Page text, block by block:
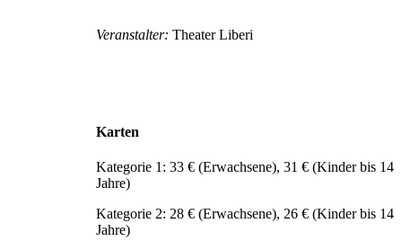
Veranstalter: Theater Liberi
Karten
Kategorie 1: 33 € (Erwachsene), 31 € (Kinder bis 14
Jahre)
Kategorie 2: 28 € (Erwachsene), 26 € (Kinder bis 14
Jahre)